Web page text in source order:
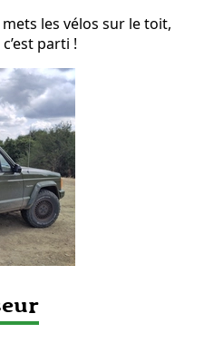
les vélos sur le toit,
parti !